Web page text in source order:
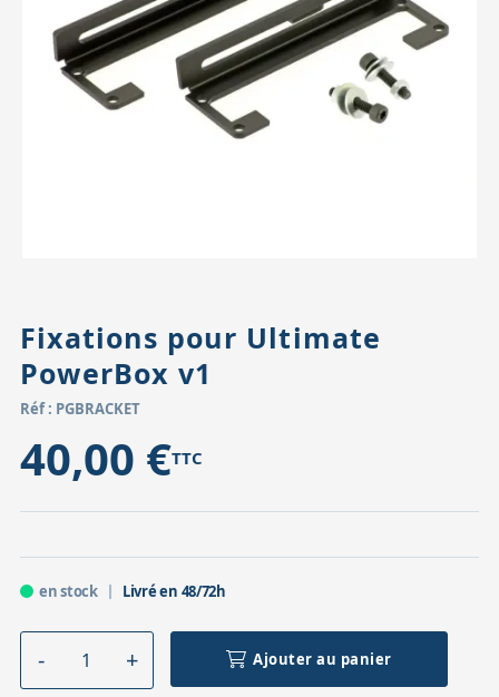
Accessoires pour montures
Têtes
Pièces détachées
Fixations pour Ultimate
PowerBox v1
Réf : PGBRACKET
40,00 €TTC
en stock Livré en 48/72h
Ajouter au panier